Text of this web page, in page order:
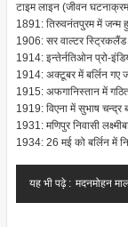
टाइम लाइन (जीवन
1891: तिरुवनंतपुरम में जन्म
1906: सर वाल्टर
1914: इन्तेर्नतिओन प्रो-
1914: अक्टूबर में बर्लिन गए
1915: अफगानिस्तान में
1919: विएना में सुभाष चन्द्र
1931: मणिपुर निवासी
1934: 26 मई को बर्लिन में
यह भी पढ़े : मदनमोहन